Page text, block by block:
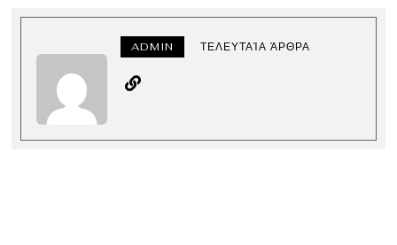
ADMIN ΤΕΛΕΥΤΑΊΑ ΆΡΘΡΑ